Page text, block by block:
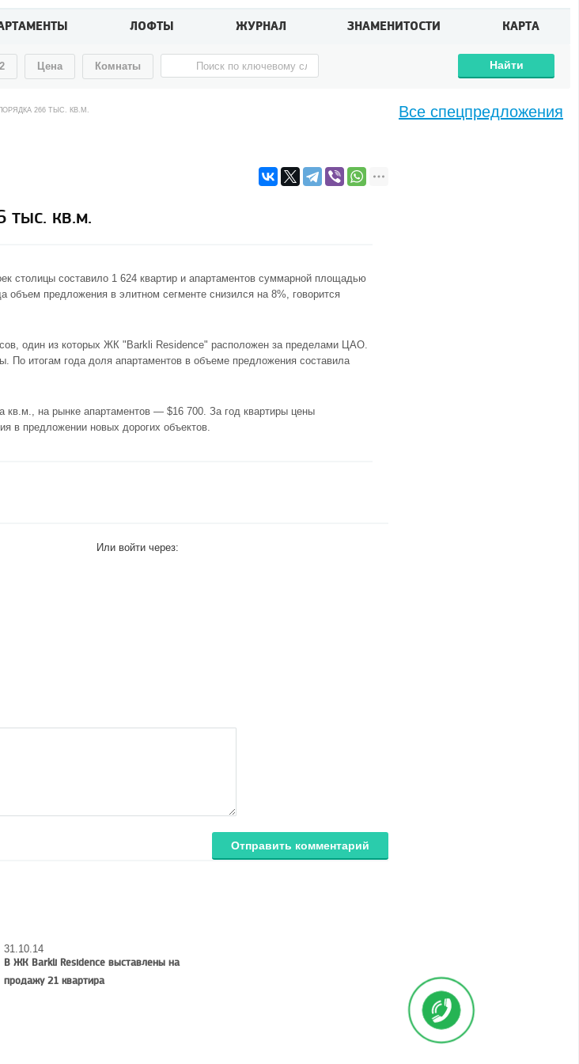
ЛОФТЫ ЖУРНАЛ ЗНАМЕНИТОСТИ КАРТА
Цена Комнаты Найти
266 ТЫС. КВ.М.
тыс. кв.м.
столицы составило 1 624 квартир и апартаментов суммарной площадью
объем предложения в элитном сегменте снизился на 8%, говорится
один из которых ЖК "Barkli Residence" расположен за пределами ЦАО.
По итогам года доля апартаментов в объеме предложения составила
кв.м., на рынке апартаментов — $16 700. За год квартиры цены
в предложении новых дорогих объектов.
Или войти через:
Отправить комментарий
31.10.14
В ЖК Barkli Residence выставлены на
продажу 21 квартира
Все спецпредложения